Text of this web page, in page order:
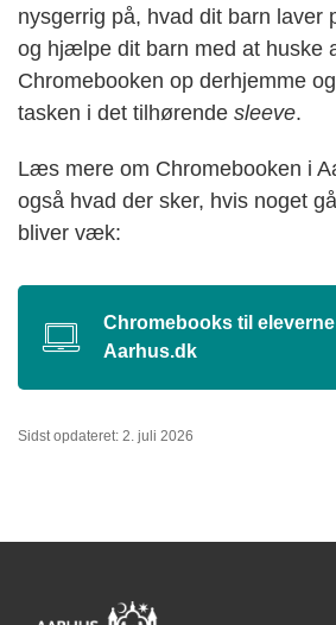
nysgerrig på, hvad dit barn laver
og hjælpe dit barn med at huske
Chromebooken op derhjemme
tasken i det tilhørende sleeve.
Læs mere om Chromebooken i
også hvad der sker, hvis noget
bliver væk:
Chromebooks til eleverne |
Aarhus.dk
Sidst opdateret: 2. juli 2026